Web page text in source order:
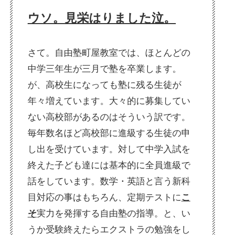
ウソ。見栄はりました泣。
さて。自由塾町屋教室では、ほとんどの
中学三年生が三月で塾を卒業します。
が、高校生になっても塾に残る生徒が
年々増えています。大々的に募集してい
ない高校部があるのはそういう訳です。
毎年数名ほど高校部に進級する生徒の申
し出を受けています。対して中学入試を
終えた子ども達には基本的に全員進級で
話をしています。数学・英語と言う新科
目対応の事はもちろん、定期テストに こ
そ実力を発揮する自由塾の指導。と、い
うか受験終えたらエクストラの勉強をし